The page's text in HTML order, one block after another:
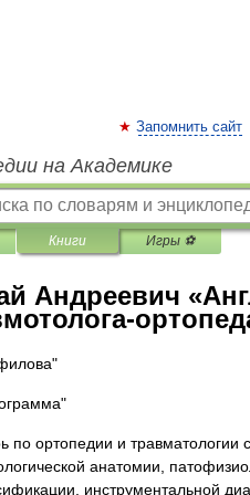
Запомнить сайт
на Академике
Книги Игры ⚽
Андреевич
по ортопедии и травматологии
анатомии,
инструментальной